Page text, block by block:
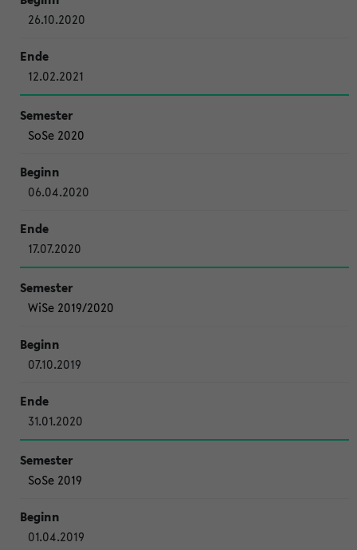
26.10.2020
12.02.2021
SoSe 2020
06.04.2020
17.07.2020
WiSe 2019/2020
07.10.2019
31.01.2020
SoSe 2019
01.04.2019